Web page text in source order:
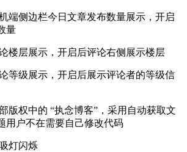
侧边栏今日文章发布数量展示，开启
量
层展示，开启后评论右侧展示楼层
级展示，开启后展示评论者的等级信
权中的 “执念博客”，采用自动获取文
用户不在需要自己修改代码
灯闪烁